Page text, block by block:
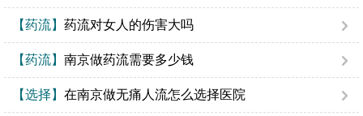
【药流】 药流对女人的伤害大吗
【药流】 南京做药流需要多少钱
【选择】 在南京做无痛人流怎么选择医院